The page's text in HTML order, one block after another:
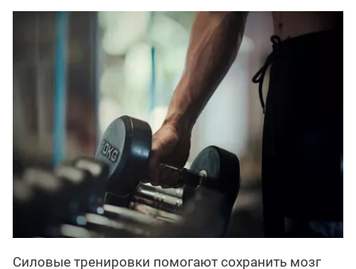
Силовые тренировки помогают сохранить мозг